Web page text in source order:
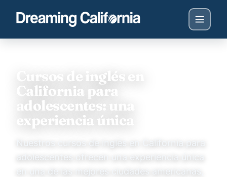
Cursos de inglés en
California para
adolescentes: una
experiencia única
Nuestros cursos de inglés en California para
adolescentes ofrecen una experiencia única
en una de las mejores ciudades americanas,